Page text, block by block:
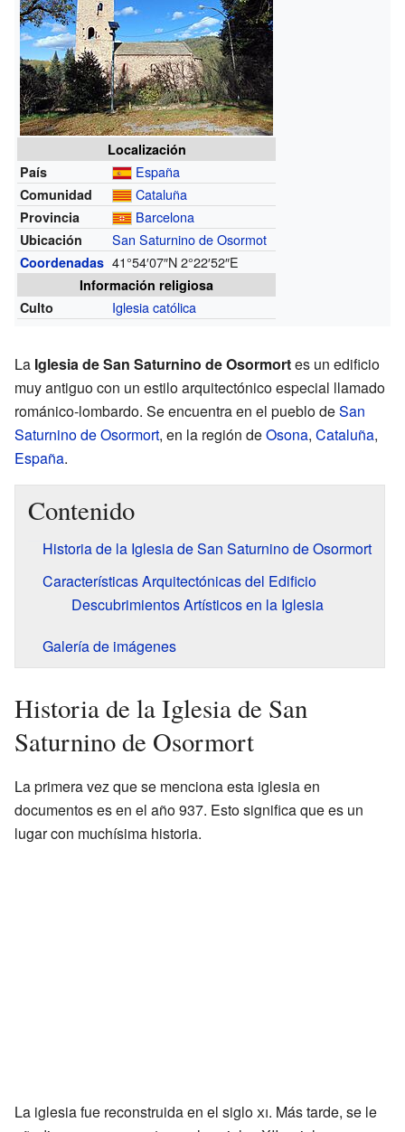
Localización
País
España
Comunidad Cataluña
Provincia Barcelona
Ubicación San Saturnino de Osormot
Coordenadas 41°54′07″N2°22′52″E
Información religiosa
Culto
Iglesia católica
La Iglesia de San Saturnino de Osormortes un edificio
muy antiguo con un estilo arquitectónico especial llamado
románico-lombardo. Se encuentra en el pueblo deSan
Saturnino de Osormort, en la región deOsona, Cataluña,
España.
Contenido
Historia de la Iglesia de San Saturnino de Osormort
Características Arquitectónicas del Edificio
Descubrimientos Artísticos en la Iglesia
Galería de imágenes
Historia de la Iglesia de San
Saturnino de Osormort
La primera vez que se menciona esta iglesia en
documentos es en el año 937. Esto significa que es un
lugar con muchísima historia.
La iglesia fue reconstruida en el sigloxi. Más tarde, se le